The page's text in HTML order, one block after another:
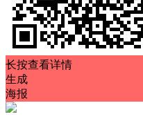
长按查看详情
生成
海报